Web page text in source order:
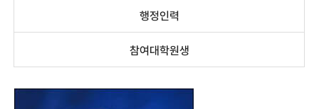
행정인력
참여대학원생